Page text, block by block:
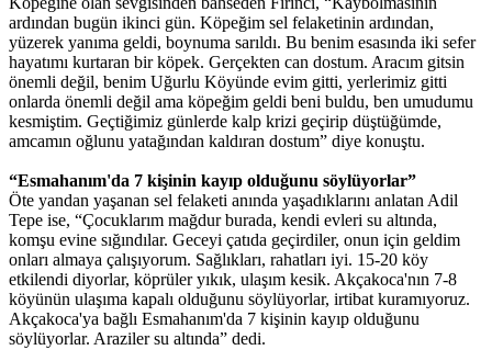
ardından bugün ikinci gün. Köpeğim sel felaketinin ardından,
yüzerek yanıma geldi, boynuma sarıldı. Bu benim esasında iki sefer
hayatımı kurtaran bir köpek. Gerçekten can dostum. Aracım gitsin
önemli değil, benim Uğurlu Köyünde evim gitti, yerlerimiz gitti
onlarda önemli değil ama köpeğim geldi beni buldu, ben umudumu
kesmiştim. Geçtiğimiz günlerde kalp krizi geçirip düştüğümde,
amcamın oğlunu yatağından kaldıran dostum” diye konuştu.
“Esmahanım'da 7 kişinin kayıp olduğunu söylüyorlar”
Öte yandan yaşanan sel felaketi anında yaşadıklarını anlatan Adil
Tepe ise, “Çocuklarım mağdur burada, kendi evleri su altında,
komşu evine sığındılar. Geceyi çatıda geçirdiler, onun için geldim
onları almaya çalışıyorum. Sağlıkları, rahatları iyi. 15-20 köy
etkilendi diyorlar, köprüler yıkık, ulaşım kesik. Akçakoca'nın 7-8
köyünün ulaşıma kapalı olduğunu söylüyorlar, irtibat kuramıyoruz.
Akçakoca'ya bağlı Esmahanım'da 7 kişinin kayıp olduğunu
söylüyorlar. Araziler su altında” dedi.